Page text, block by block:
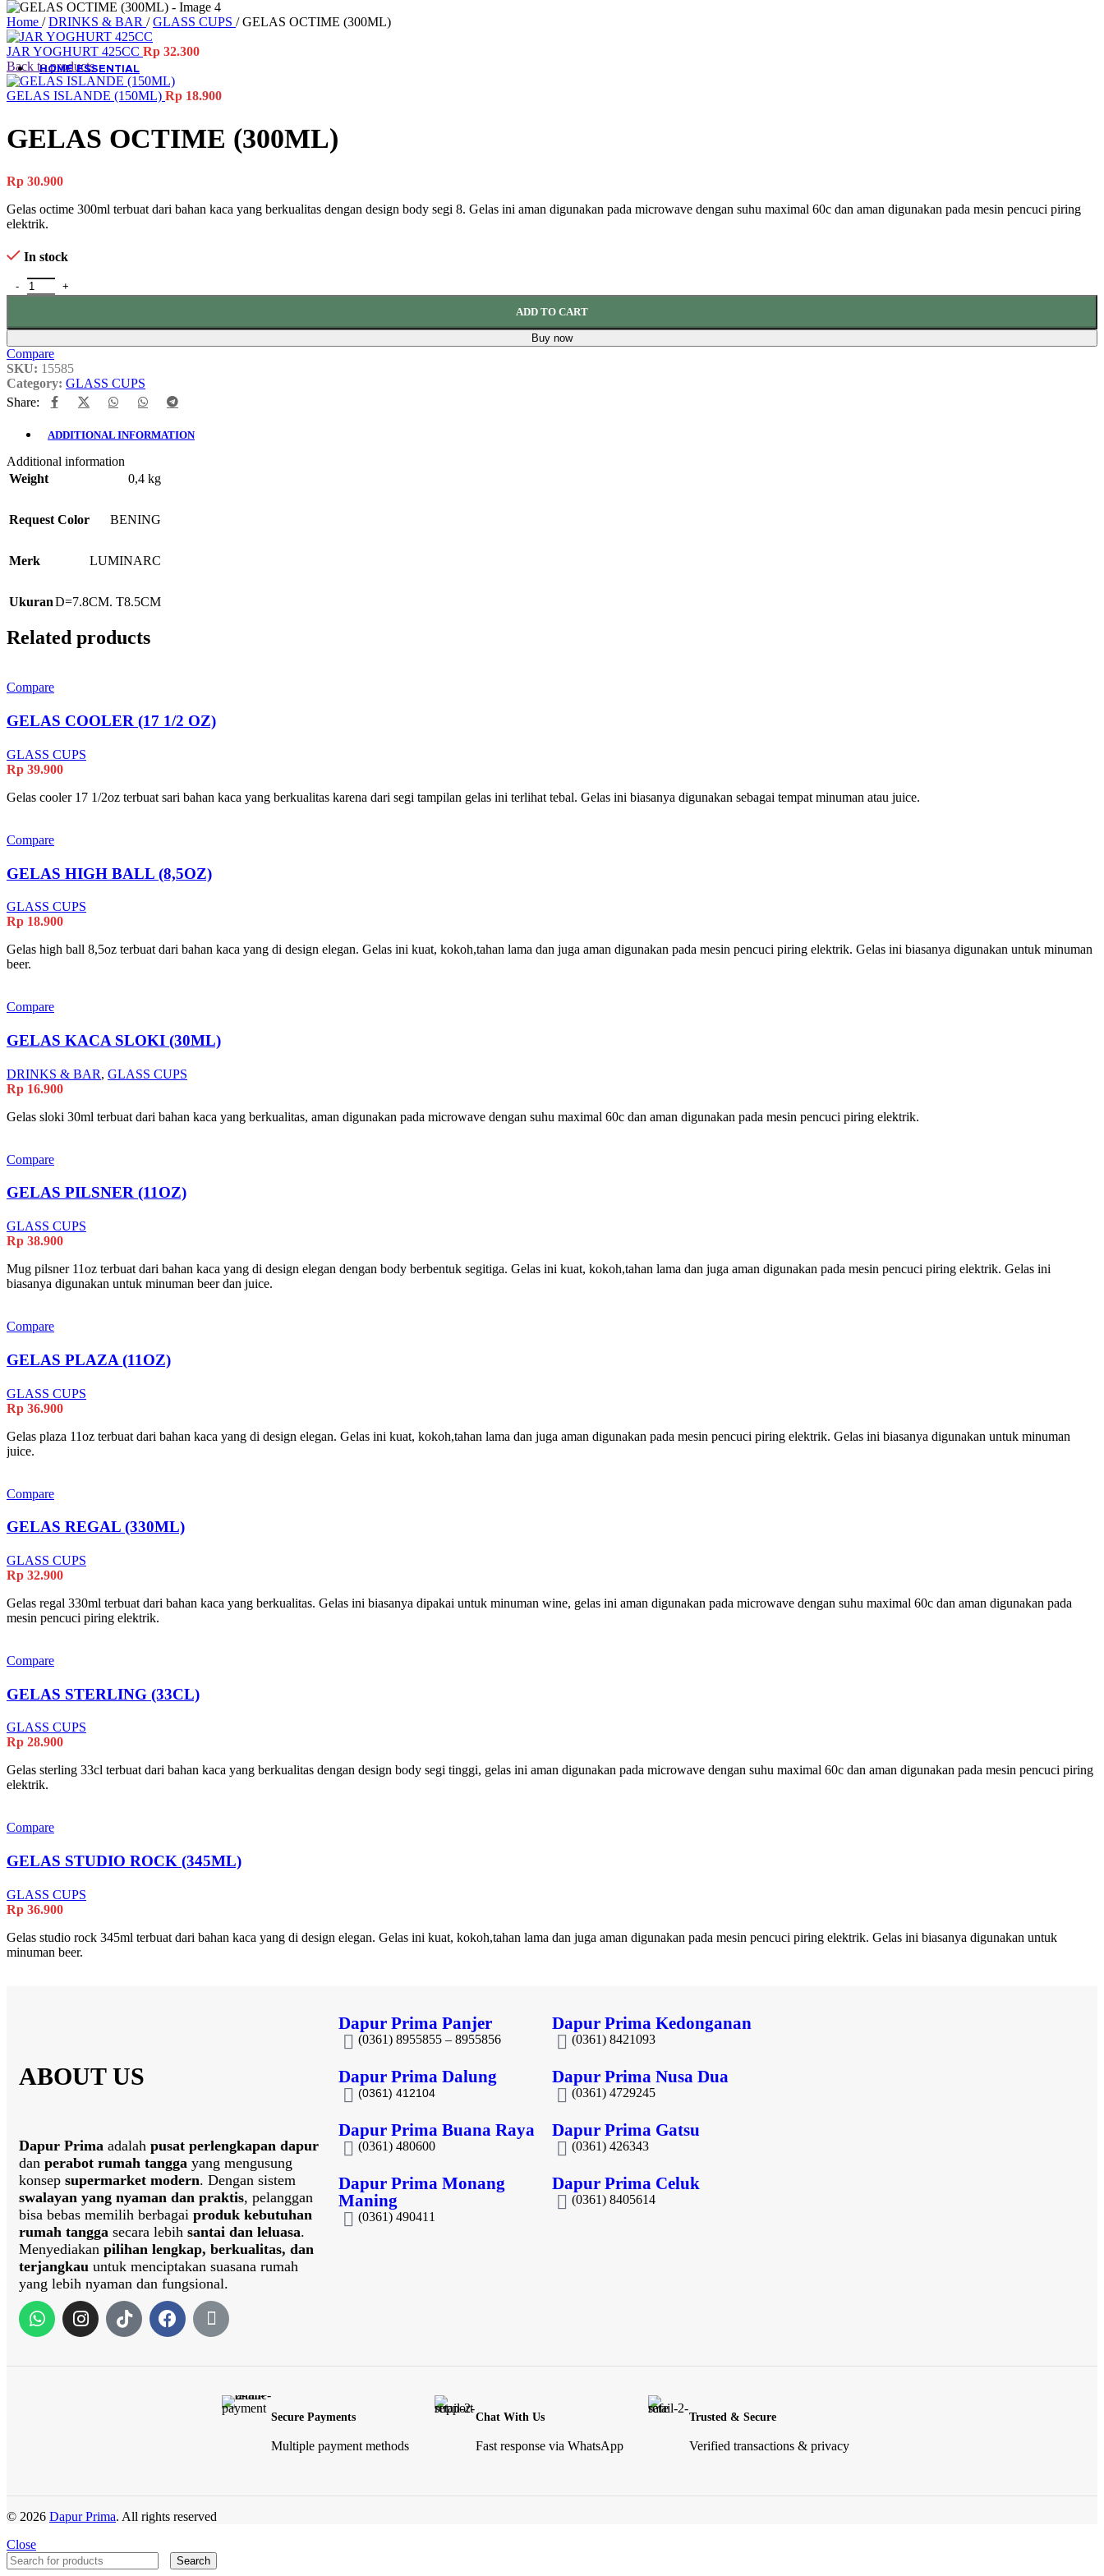
HOME ESSENTIAL
ALL PRODUCT
Doormats
Home / DRINKS & BAR / GLASS CUPS / GELAS OCTIME (300ML)
JAR YOGHURT 425CC Rp 32.300
Back to products
GELAS ISLANDE (150ML) Rp 18.900
GELAS OCTIME (300ML)
Rp 30.900
Gelas octime 300ml terbuat dari bahan kaca yang berkualitas dengan design body segi 8. Gelas ini aman digunakan pada microwave dengan suhu maximal 60c dan aman digunakan pada mesin pencuci piring
elektrik.
In stock
ADD TO CART
Buy now
Compare
SKU: 15585
Category: GLASS CUPS
Share:
ADDITIONAL INFORMATION
Additional information
Weight
0,4 kg
Request Color BENING
Merk LUMINARC
UkuranD=7.8CM. T8.5CM
Related products
Compare
GELAS COOLER (17 1/2 OZ)
GLASS CUPS
Rp 39.900
Gelas cooler 17 1/2oz terbuat sari bahan kaca yang berkualitas karena dari segi tampilan gelas ini terlihat tebal. Gelas ini biasanya digunakan sebagai tempat minuman atau juice.
Compare
GELAS HIGH BALL (8,5OZ)
GLASS CUPS
Rp 18.900
Gelas high ball 8,5oz terbuat dari bahan kaca yang di design elegan. Gelas ini kuat, kokoh,tahan lama dan juga aman digunakan pada mesin pencuci piring elektrik. Gelas ini biasanya digunakan untuk minuman
beer.
Compare
GELAS KACA SLOKI (30ML)
DRINKS & BAR, GLASS CUPS
Rp 16.900
Gelas sloki 30ml terbuat dari bahan kaca yang berkualitas, aman digunakan pada microwave dengan suhu maximal 60c dan aman digunakan pada mesin pencuci piring elektrik.
Compare
GELAS PILSNER (11OZ)
GLASS CUPS
Rp 38.900
Mug pilsner 11oz terbuat dari bahan kaca yang di design elegan dengan body berbentuk segitiga. Gelas ini kuat, kokoh,tahan lama dan juga aman digunakan pada mesin pencuci piring elektrik. Gelas ini
biasanya digunakan untuk minuman beer dan juice.
Compare
GELAS PLAZA (11OZ)
GLASS CUPS
Rp 36.900
Gelas plaza 11oz terbuat dari bahan kaca yang di design elegan. Gelas ini kuat, kokoh,tahan lama dan juga aman digunakan pada mesin pencuci piring elektrik. Gelas ini biasanya digunakan untuk minuman
juice.
Compare
GELAS REGAL (330ML)
GLASS CUPS
Rp 32.900
Gelas regal 330ml terbuat dari bahan kaca yang berkualitas. Gelas ini biasanya dipakai untuk minuman wine, gelas ini aman digunakan pada microwave dengan suhu maximal 60c dan aman digunakan pada
mesin pencuci piring elektrik.
Compare
GELAS STERLING (33CL)
GLASS CUPS
Rp 28.900
Gelas sterling 33cl terbuat dari bahan kaca yang berkualitas dengan design body segi tinggi, gelas ini aman digunakan pada microwave dengan suhu maximal 60c dan aman digunakan pada mesin pencuci piring
elektrik.
Compare
GELAS STUDIO ROCK (345ML)
GLASS CUPS
Rp 36.900
Gelas studio rock 345ml terbuat dari bahan kaca yang di design elegan. Gelas ini kuat, kokoh,tahan lama dan juga aman digunakan pada mesin pencuci piring elektrik. Gelas ini biasanya digunakan untuk
minuman beer.
ABOUT US
Dapur Prima adalah pusat perlengkapan dapur
dan perabot rumah tangga yang mengusung
konsep supermarket modern. Dengan sistem
swalayan yang nyaman dan praktis, pelanggan
bisa bebas memilih berbagai produk kebutuhan
rumah tangga secara lebih santai dan leluasa.
Menyediakan pilihan lengkap, berkualitas, dan
terjangkau untuk menciptakan suasana rumah
yang lebih nyaman dan fungsional.
Dapur Prima Panjer
(0361) 8955855 – 8955856​
Dapur Prima Dalung
(0361) 412104
Dapur Prima Buana Raya
(0361) 480600
Dapur Prima Monang
Maning
(0361) 490411​
Dapur Prima Kedonganan
(0361) 8421093
Dapur Prima Nusa Dua
(0361) 4729245
Dapur Prima Gatsu
(0361) 426343
Dapur Prima Celuk
(0361) 8405614
Secure Payments
Multiple payment methods
Chat With Us
Fast response via WhatsApp
Trusted & Secure
Verified transactions & privacy
© 2026 Dapur Prima. All rights reserved
Close
Search